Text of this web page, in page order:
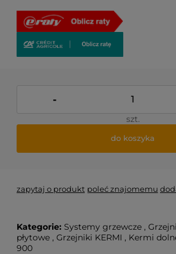
-
szt.
do koszyka
zapytaj o produkt poleć znajomemu
Kategorie: Systemy grzewcze ,
płytowe , Grzejniki KERMI , Kermi
900